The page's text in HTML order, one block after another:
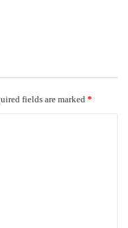
fields are marked *